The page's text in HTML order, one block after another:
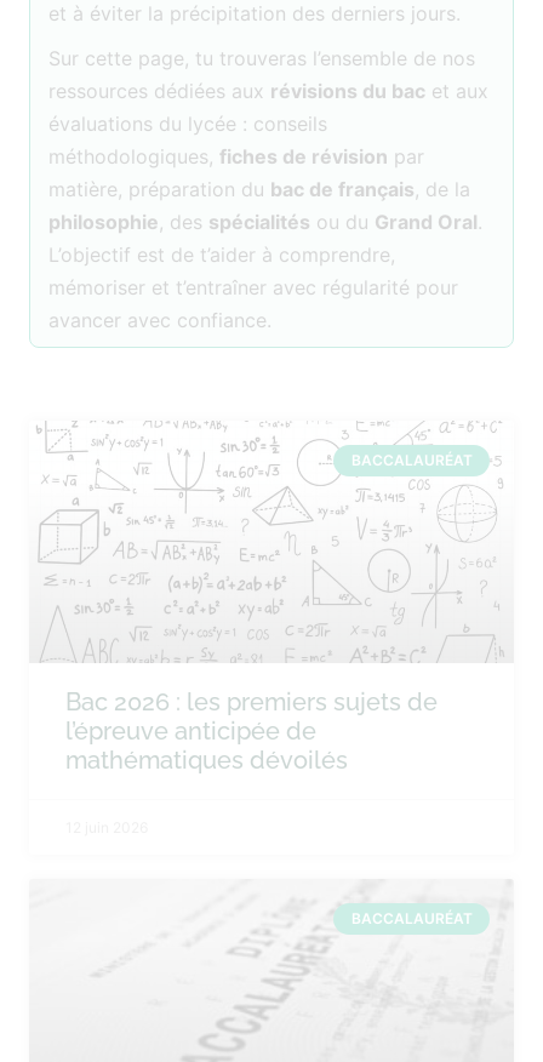
et à éviter la précipitation des derniers jours.
Sur cette page, tu trouveras l’ensemble de nos
ressources dédiées aux révisions du bac et aux
évaluations du lycée : conseils
méthodologiques, fiches de révision par
matière, préparation du bac de français, de la
philosophie, des spécialités ou du Grand Oral.
L’objectif est de t’aider à comprendre,
mémoriser et t’entraîner avec régularité pour
avancer avec confiance.
BACCALAURÉAT
Bac 2026 : les premiers sujets de
l’épreuve anticipée de
mathématiques dévoilés
BACCALAURÉAT